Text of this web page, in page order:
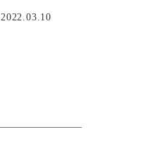
2022.03.10